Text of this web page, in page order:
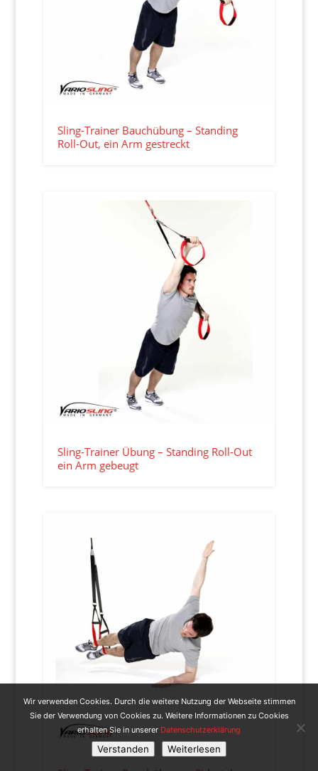
Sling-Trainer Bauchübung – Standing
Roll-Out, ein Arm gestreckt
Sling-Trainer Übung – Standing Roll-Out
ein Arm gebeugt
Wir verwenden Cookies. Durch die weitere Nutzung der Webseite stimmen
Sie der Verwendung von Cookies zu. Weitere Informationen zu Cookies
erhalten Sie in unserer Datenschutzerklärung
Verstanden Weiterlesen